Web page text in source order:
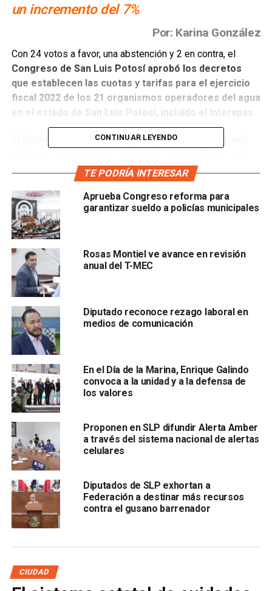
un incremento del 7%
Por: Karina González
Con 24 votos a favor, una abstención y 2 en contra, el
Congreso de San Luis Potosí aprobó los decretos
que establecen las cuotas y tarifas para el ejercicio
fiscal 2022 de los 21 organismos operadores del agua
en el estado de San Luis Potosí, incluído el Interapas.
El dictamen se aprobó tal como lo presentó la Comisión
Román y en el mismo se establece que no habrá
incremento para los usuarios domésticos, es decir,
para casa-habitación y su cuota quedará igual que en
2021.
Las cuentas registradas como industriales,
comerciales y públicas sí tendrán un incremento del 7
por ciento para el ejercicio de 2022, con relación a la
tarifa actual.
La presidenta de la comisión exhortó a los organismos
operadores para hacer un uso adecuado de los recursos
que ingresen a las instituciones bajo una política de
austeridad y que los ingresos se apliquen a la ampliación
de la infraestructura y no al pago de los sueldos de los
trabajadores, afirmó.
También lee:
¿Por qué Real de Catorce dejaría de ser
Pueblo Mágico?
NO AUMENTO
CONTINUAR LEYENDO
TE PODRÍA INTERESAR
Aprueba Congreso reforma para
garantizar sueldo a policías municipales
Rosas Montiel ve avance en revisión
anual del T-MEC
Diputado reconoce rezago laboral en
medios de comunicación
En el Día de la Marina, Enrique Galindo
convoca a la unidad y a la defensa de
los valores
Proponen en SLP difundir Alerta Amber
a través del sistema nacional de alertas
celulares
Diputados de SLP exhortan a
Federación a destinar más recursos
contra el gusano barrenador
CIUDAD